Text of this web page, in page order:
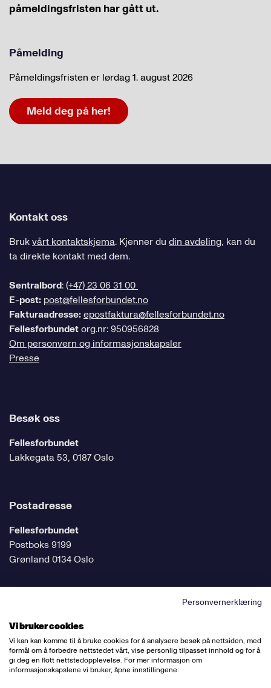
påmeldingsfristen har gått ut.
Påmelding
Påmeldingsfristen er lørdag 1. august 2026
Meld deg på her!
Kontakt oss
Brukvårt kontaktskjema. Kjenner du din avdeling, kan du
ta direkte kontakt med dem.
Sentralbord:(+47) 23 06 31 00
E-post: post@fellesforbundet.no
Fakturaadresse:epostfaktura@fellesforbundet.no
Fellesforbundetorg.nr: 950956828
Om personvern og informasjonskapsler
Presse
Besøk oss
Fellesforbundet
Lakkegata 53, 0187 Oslo
Postadresse
Fellesforbundet
Postboks 9199
Grønland 0134 Oslo
Følg oss på sosiale medier
Personvernerklæring
Vi bruker cookies
Vi kan kan komme til å bruke cookies for å analysere besøk på nettsiden, med
formål om å forbedre nettstedet vårt, vise personlig tilpasset innhold og for å
gi deg en flott nettstedopplevelse. For mer informasjon om
informasjonskapslene vi bruker, åpne innstillingene.